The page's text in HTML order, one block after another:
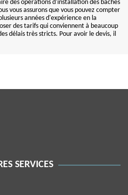
des opérations d'installation des bâches
vous assurons que vous pouvez compter
années d'expérience en la
des tarifs qui conviennent à beaucoup
délais très stricts. Pour avoir le devis, il
SERVICES